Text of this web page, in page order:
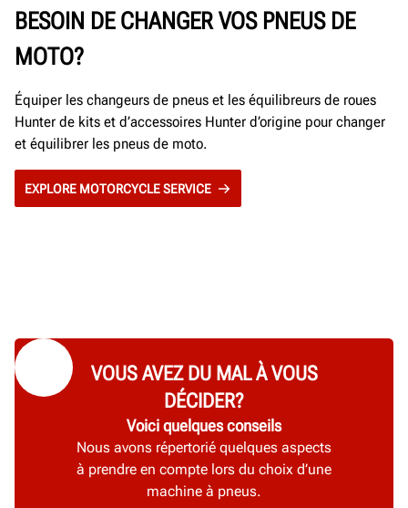
BESOIN DE CHANGER VOS PNEUS DE
MOTO?
Équiper les changeurs de pneus et les équilibreurs de roues
Hunter de kits et d’accessoires Hunter d’origine pour changer
et équilibrer les pneus de moto.
EXPLORE MOTORCYCLE SERVICE
VOUS AVEZ DU MAL À VOUS
DÉCIDER?
Voici quelques conseils
Nous avons répertorié quelques aspects
à prendre en compte lors du choix d’une
machine à pneus.